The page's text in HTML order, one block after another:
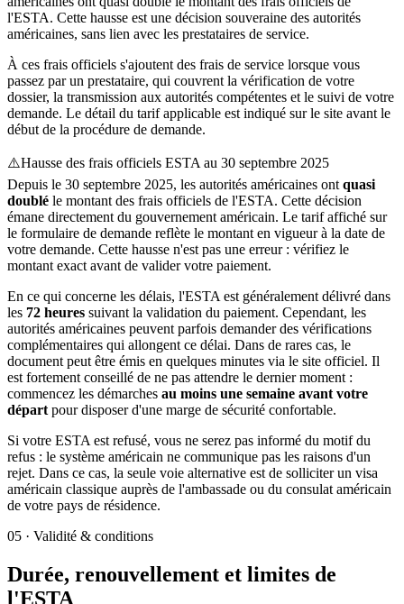
l'ESTA. Cette hausse est une décision souveraine des autorités
américaines, sans lien avec les prestataires de service.
À ces frais officiels s'ajoutent des frais de service lorsque vous
passez par un prestataire, qui couvrent la vérification de votre
dossier, la transmission aux autorités compétentes et le suivi de votre
demande. Le détail du tarif applicable est indiqué sur le site avant le
début de la procédure de demande.
⚠️Hausse des frais officiels ESTA au 30 septembre 2025
Depuis le 30 septembre 2025, les autorités américaines ont quasi
doublé le montant des frais officiels de l'ESTA. Cette décision
émane directement du gouvernement américain. Le tarif affiché sur
le formulaire de demande reflète le montant en vigueur à la date de
votre demande. Cette hausse n'est pas une erreur : vérifiez le
montant exact avant de valider votre paiement.
En ce qui concerne les délais, l'ESTA est généralement délivré dans
les 72 heures suivant la validation du paiement. Cependant, les
autorités américaines peuvent parfois demander des vérifications
complémentaires qui allongent ce délai. Dans de rares cas, le
document peut être émis en quelques minutes via le site officiel. Il
est fortement conseillé de ne pas attendre le dernier moment :
commencez les démarches au moins une semaine avant votre
départ pour disposer d'une marge de sécurité confortable.
Si votre ESTA est refusé, vous ne serez pas informé du motif du
refus : le système américain ne communique pas les raisons d'un
rejet. Dans ce cas, la seule voie alternative est de solliciter un visa
américain classique auprès de l'ambassade ou du consulat américain
de votre pays de résidence.
05 · Validité & conditions
Durée, renouvellement et limites de
l'ESTA